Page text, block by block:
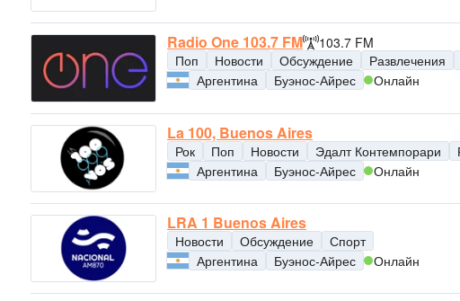
Radio One 103.7 FM
103.7 FM
Поп
Новости Обсуждение Развлечения
Аргентина
Буэнос-Айрес Онлайн
La 100, Buenos Aires
Рок Поп Новости Эдалт Контемпорари
Аргентина
Буэнос-Айрес Онлайн
LRA 1 Buenos Aires
Новости Обсуждение
Спорт
Аргентина
Буэнос-Айрес Онлайн